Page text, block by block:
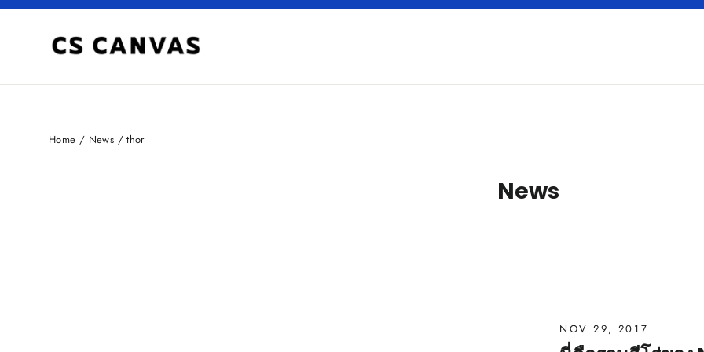
Skip
Home / News / thor
News
NOV 29, 2017